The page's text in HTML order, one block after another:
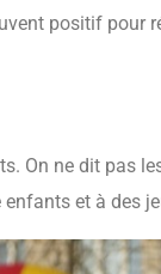
positif pour
On ne dit pas
et à des